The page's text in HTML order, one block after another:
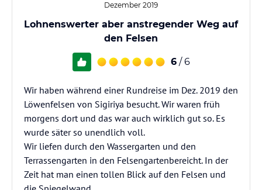
Dezember 2019
Lohnenswerter aber anstregender Weg auf
den Felsen
6 / 6
Wir haben während einer Rundreise im Dez. 2019 den
Löwenfelsen von Sigiriya besucht. Wir waren früh
morgens dort und das war auch wirklich gut so. Es
wurde säter so unendlich voll.
Wir liefen durch den Wassergarten und den
Terrassengarten in den Felsengartenbereicht. In der
Zeit hat man einen tollen Blick auf den Felsen und